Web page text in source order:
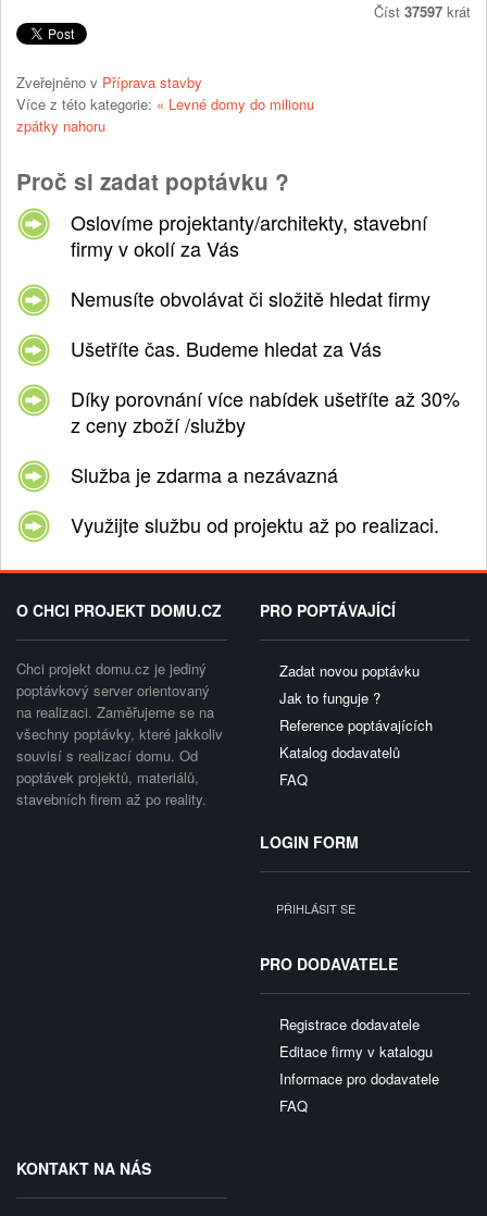
Číst 37597 krát
Zveřejněno v Příprava stavby
Více z této kategorie: « Levné domy do milionu
zpátky nahoru
Proč si zadat poptávku ?
Oslovíme projektanty/architekty, stavební
firmy v okolí za Vás
Nemusíte obvolávat či složitě hledat firmy
Ušetříte čas. Budeme hledat za Vás
Díky porovnání více nabídek ušetříte až 30%
z ceny zboží /služby
Služba je zdarma a nezávazná
Využijte službu od projektu až po realizaci.
O CHCI PROJEKT DOMU.CZ
Chci projekt domu.cz je jediný
poptávkový server orientovaný
na realizaci. Zaměřujeme se na
všechny poptávky, které jakkoliv
souvisí s realizací domu. Od
poptávek projektů, materiálů,
stavebních firem až po reality.
PRO POPTÁVAJÍCÍ
Zadat novou poptávku
Jak to funguje ?
Reference poptávajících
Katalog dodavatelů
FAQ
LOGIN FORM
PŘIHLÁSIT SE
PRO DODAVATELE
Registrace dodavatele
Editace firmy v katalogu
Informace pro dodavatele
FAQ
KONTAKT NA NÁS